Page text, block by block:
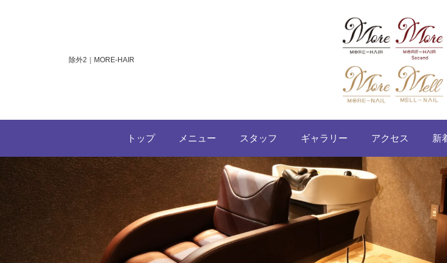
除外2｜MORE-HAIR
トップ メニュー スタッフ ギャラリー アクセス 新